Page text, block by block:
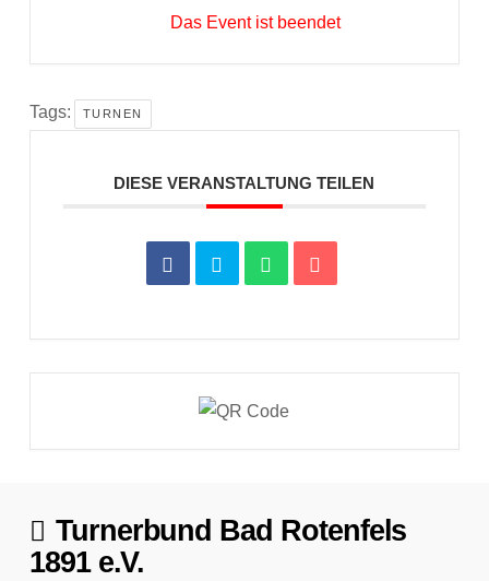
Das Event ist beendet
Tags: TURNEN
DIESE VERANSTALTUNG TEILEN
Turnerbund Bad Rotenfels
1891 e.V.